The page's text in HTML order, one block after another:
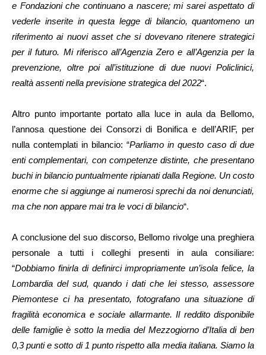
e Fondazioni che continuano a nascere; mi sarei aspettato di
vederle inserite in questa legge di bilancio, quantomeno un
riferimento ai nuovi asset che si dovevano ritenere strategici
per il futuro. Mi riferisco all’Agenzia Zero e all’Agenzia per la
prevenzione, oltre poi all’istituzione di due nuovi Policlinici,
realtà assenti nella previsione strategica del 2022“.
Altro punto importante portato alla luce in aula da Bellomo,
l’annosa questione dei Consorzi di Bonifica e dell’ARIF, per
nulla contemplati in bilancio: “Parliamo in questo caso di due
enti complementari, con competenze distinte, che presentano
buchi in bilancio puntualmente ripianati dalla Regione. Un costo
enorme che si aggiunge ai numerosi sprechi da noi denunciati,
ma che non appare mai tra le voci di bilancio“.
A conclusione del suo discorso, Bellomo rivolge una preghiera
personale a tutti i colleghi presenti in aula consiliare:
“Dobbiamo finirla di definirci impropriamente un’isola felice, la
Lombardia del sud, quando i dati che lei stesso, assessore
Piemontese ci ha presentato, fotografano una situazione di
fragilità economica e sociale allarmante. Il reddito disponibile
delle famiglie è sotto la media del Mezzogiorno d’Italia di ben
0,3 punti e sotto di 1 punto rispetto alla media italiana. Siamo la